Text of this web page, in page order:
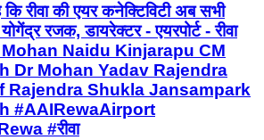
रीवा की एयर कनेक्टिविटी अब सभी
रजक, डायरेक्टर - एयरपोर्ट - रीवा
Naidu Kinjarapu CM
Dr Mohan Yadav Rajendra
Rajendra Shukla Jansampark
#AAIRewaAirport
#रीवा